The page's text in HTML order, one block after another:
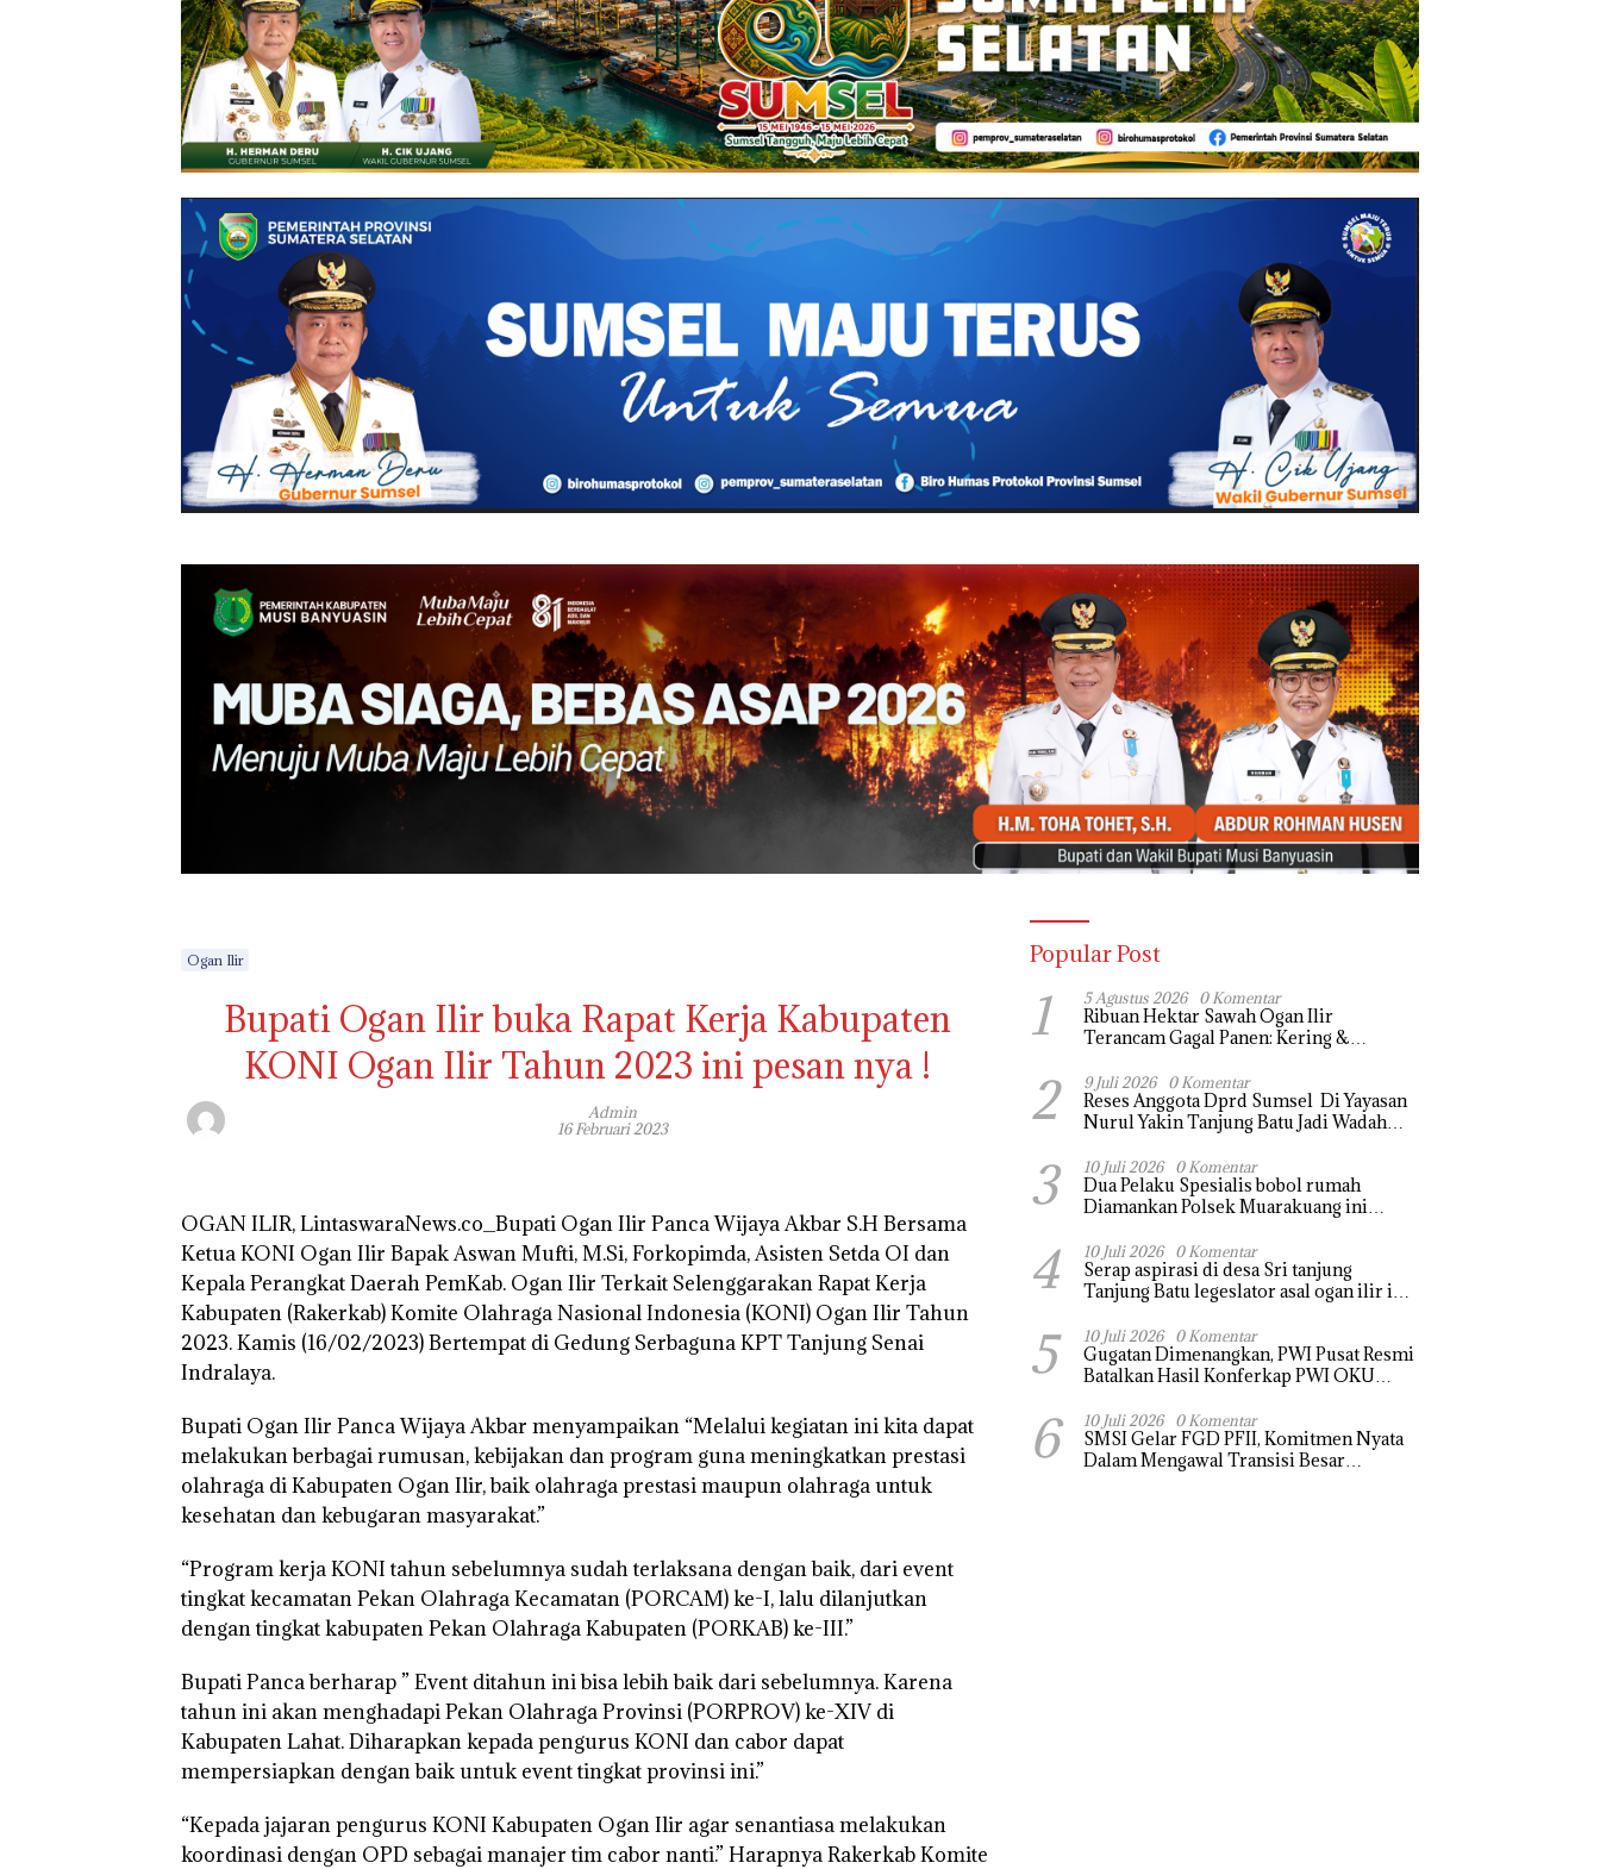
Ogan Ilir
Bupati Ogan Ilir buka Rapat Kerja Kabupaten
KONI Ogan Ilir Tahun 2023 ini pesan nya !
Admin
16 Februari 2023
OGAN ILIR, LintaswaraNews.co_Bupati Ogan Ilir Panca Wijaya Akbar S.H Bersama
Ketua KONI Ogan Ilir Bapak Aswan Mufti, M.Si, Forkopimda, Asisten Setda OI dan
Kepala Perangkat Daerah PemKab. Ogan Ilir Terkait Selenggarakan Rapat Kerja
Kabupaten (Rakerkab) Komite Olahraga Nasional Indonesia (KONI) Ogan Ilir Tahun
2023. Kamis (16/02/2023) Bertempat di Gedung Serbaguna KPT Tanjung Senai
Indralaya.
Bupati Ogan Ilir Panca Wijaya Akbar menyampaikan “Melalui kegiatan ini kita dapat
melakukan berbagai rumusan, kebijakan dan program guna meningkatkan prestasi
olahraga di Kabupaten Ogan Ilir, baik olahraga prestasi maupun olahraga untuk
kesehatan dan kebugaran masyarakat.”
“Program kerja KONI tahun sebelumnya sudah terlaksana dengan baik, dari event
tingkat kecamatan Pekan Olahraga Kecamatan (PORCAM) ke-I, lalu dilanjutkan
dengan tingkat kabupaten Pekan Olahraga Kabupaten (PORKAB) ke-III.”
Bupati Panca berharap ” Event ditahun ini bisa lebih baik dari sebelumnya. Karena
tahun ini akan menghadapi Pekan Olahraga Provinsi (PORPROV) ke-XIV di
Kabupaten Lahat. Diharapkan kepada pengurus KONI dan cabor dapat
mempersiapkan dengan baik untuk event tingkat provinsi ini.”
“Kepada jajaran pengurus KONI Kabupaten Ogan Ilir agar senantiasa melakukan
koordinasi dengan OPD sebagai manajer tim cabor nanti.” Harapnya Rakerkab Komite
Popular Post
1 5 Agustus 2026 0 Komentar
Ribuan Hektar Sawah Ogan Ilir
Terancam Gagal Panen: Kering &
2 9 Juli 2026 0 Komentar
Reses Anggota Dprd Sumsel Di Yayasan
Nurul Yakin Tanjung Batu Jadi Wadah
Pembangunan Sejumlah Aspirasi di
sampaikan warga
3 10 Juli 2026 0 Komentar
Dua Pelaku Spesialis bobol rumah
Diamankan Polsek Muarakuang ini
4 10 Juli 2026 0 Komentar
Serap aspirasi di desa Sri tanjung
Tanjung Batu legeslator asal ogan ilir ini
tersumbat sebakan banjir jika musim
hujan
5 10 Juli 2026 0 Komentar
Gugatan Dimenangkan, PWI Pusat Resmi
Batalkan Hasil Konferkap PWI OKU
6 10 Juli 2026 0 Komentar
SMSI Gelar FGD PFII, Komitmen Nyata
Dalam Mengawal Transisi Besar